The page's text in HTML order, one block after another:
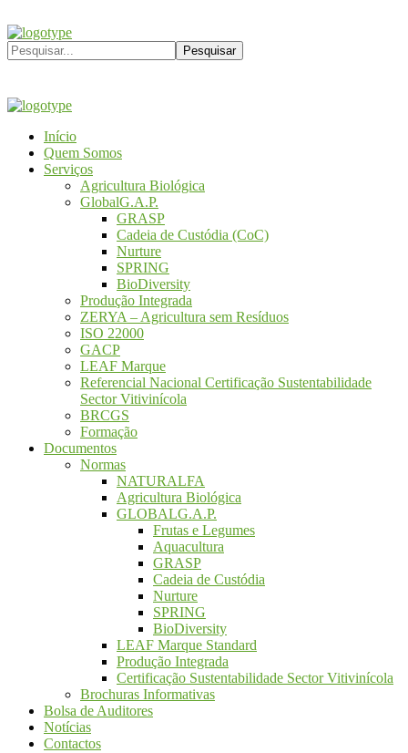
Início
Quem Somos
Serviços
Agricultura Biológica
GlobalG.A.P.
GRASP
Cadeia de Custódia (CoC)
Nurture
SPRING
BioDiversity
Produção Integrada
ZERYA – Agricultura sem Resíduos
ISO 22000
GACP
LEAF Marque
Referencial Nacional Certificação Sustentabilidade
Sector Vitivinícola
BRCGS
Formação
Documentos
Normas
NATURALFA
Agricultura Biológica
GLOBALG.A.P.
Frutas e Legumes
Aquacultura
GRASP
Cadeia de Custódia
Nurture
SPRING
BioDiversity
LEAF Marque Standard
Produção Integrada
Certificação Sustentabilidade Sector Vitivinícola
Brochuras Informativas
Bolsa de Auditores
Notícias
Contactos